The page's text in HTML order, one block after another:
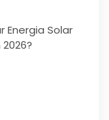
Energia Solar